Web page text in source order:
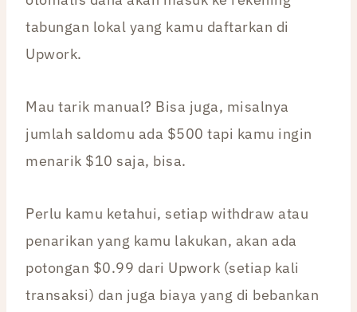
tabungan lokal yang kamu daftarkan di
Upwork.
Mau tarik manual? Bisa juga, misalnya
jumlah saldomu ada $500 tapi kamu ingin
menarik $10 saja, bisa.
Perlu kamu ketahui, setiap withdraw atau
penarikan yang kamu lakukan, akan ada
potongan $0.99 dari Upwork (setiap kali
transaksi) dan juga biaya yang di bebankan